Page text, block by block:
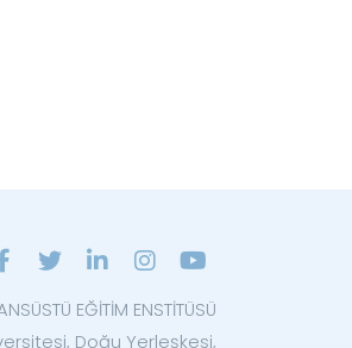
EĞİTİM ENSTİTÜSÜ
Doğu Yerleşkesi,